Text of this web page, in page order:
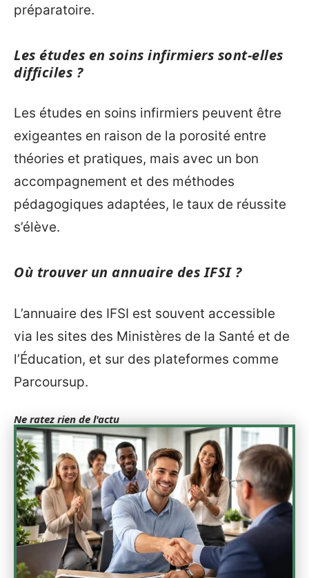
préparatoire.
Les études en soins infirmiers sont-elles
difficiles ?
Les études en soins infirmiers peuvent être
exigeantes en raison de la porosité entre
théories et pratiques, mais avec un bon
accompagnement et des méthodes
pédagogiques adaptées, le taux de réussite
s’élève.
Où trouver un annuaire des IFSI ?
L’annuaire des IFSI est souvent accessible
via les sites des Ministères de la Santé et de
l’Éducation, et sur des plateformes comme
Parcoursup.
Ne ratez rien de l'actu